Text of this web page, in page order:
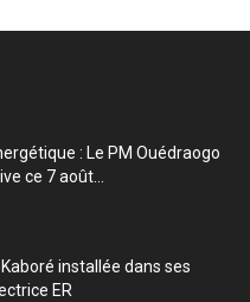
: Le PM Ouédraogo
ce 7 août...
Kaboré installée dans ses
ER